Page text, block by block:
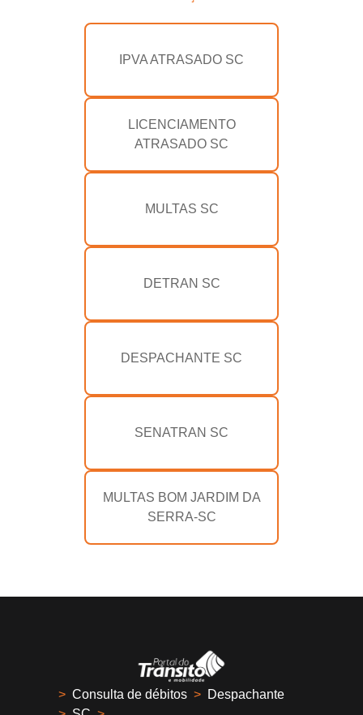
IPVA ATRASADO SC
LICENCIAMENTO
ATRASADO SC
MULTAS SC
DETRAN SC
DESPACHANTE SC
SENATRAN SC
MULTAS BOM JARDIM DA
SERRA-SC
> Consulta de débitos > Despachante